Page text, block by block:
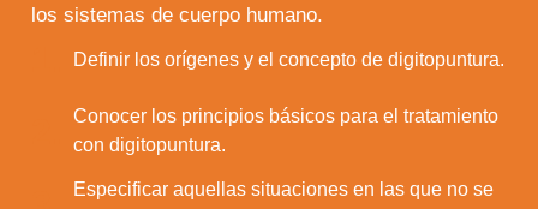
los sistemas de cuerpo humano.
Definir los orígenes y el concepto de digitopuntura.
Conocer los principios básicos para el tratamiento
con digitopuntura.
Especificar aquellas situaciones en las que no se